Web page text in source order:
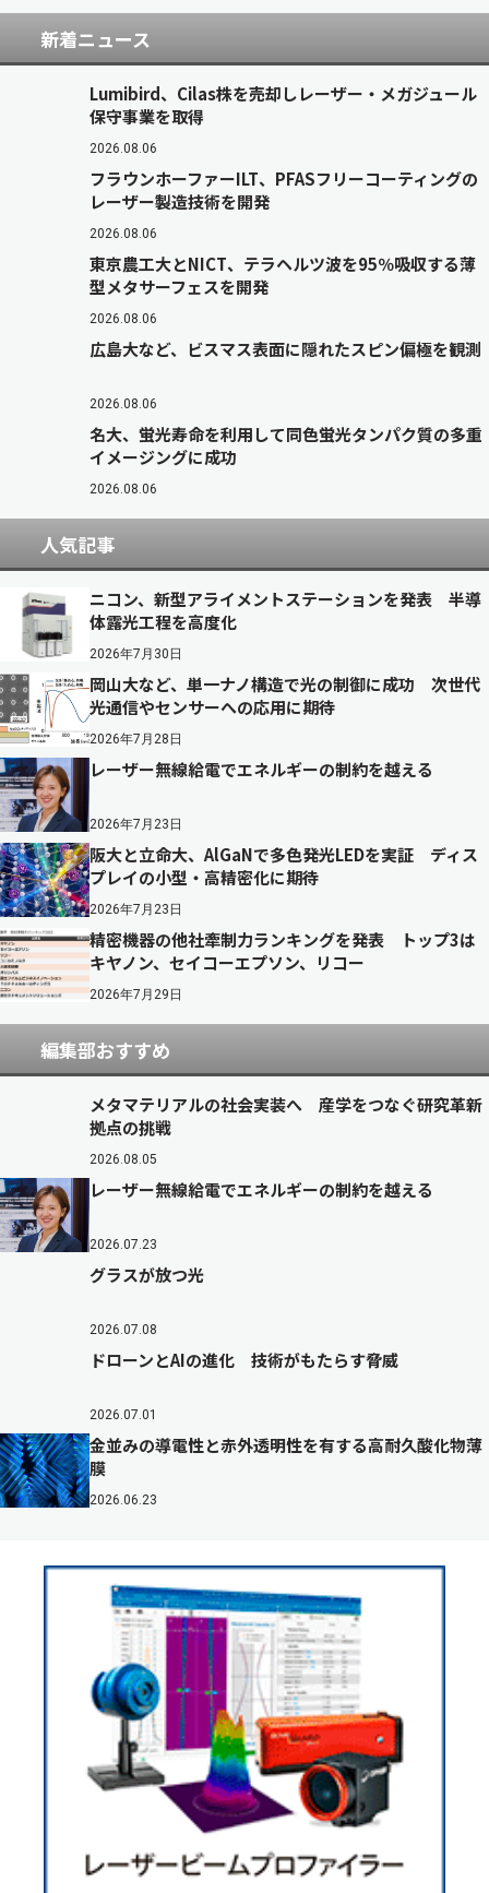
新着ニュース
Lumibird、Cilas株を売却しレーザー・メガジュール
保守事業を取得
2026.08.06
フラウンホーファーILT、PFASフリーコーティングの
レーザー製造技術を開発
2026.08.06
東京農工大とNICT、テラヘルツ波を95％吸収する薄
型メタサーフェスを開発
2026.08.06
広島大など、ビスマス表面に隠れたスピン偏極を観測
2026.08.06
名大、蛍光寿命を利用して同色蛍光タンパク質の多重
イメージングに成功
2026.08.06
人気記事
ニコン、新型アライメントステーションを発表 半導
体露光工程を高度化
2026年7月30日
岡山大など、単一ナノ構造で光の制御に成功 次世代
光通信やセンサーへの応用に期待
2026年7月28日
レーザー無線給電でエネルギーの制約を越える
2026年7月23日
阪大と立命大、AlGaNで多色発光LEDを実証 ディス
プレイの小型・高精密化に期待
2026年7月23日
精密機器の他社牽制力ランキングを発表 トップ3は
キヤノン、セイコーエプソン、リコー
2026年7月29日
編集部おすすめ
メタマテリアルの社会実装へ 産学をつなぐ研究革新
拠点の挑戦
2026.08.05
レーザー無線給電でエネルギーの制約を越える
2026.07.23
グラスが放つ光
2026.07.08
ドローンとAIの進化 技術がもたらす脅威
2026.07.01
金並みの導電性と赤外透明性を有する高耐久酸化物薄
膜
2026.06.23